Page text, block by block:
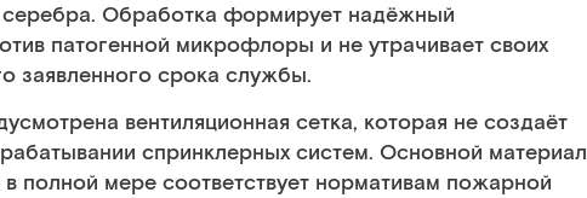
серебра. Обработка формирует надёжный
патогенной микрофлоры и не утрачивает своих
заявленного срока службы.
вентиляционная сетка, которая не создаёт
спринклерных систем. Основной материал
полной мере соответствует нормативам пожарной